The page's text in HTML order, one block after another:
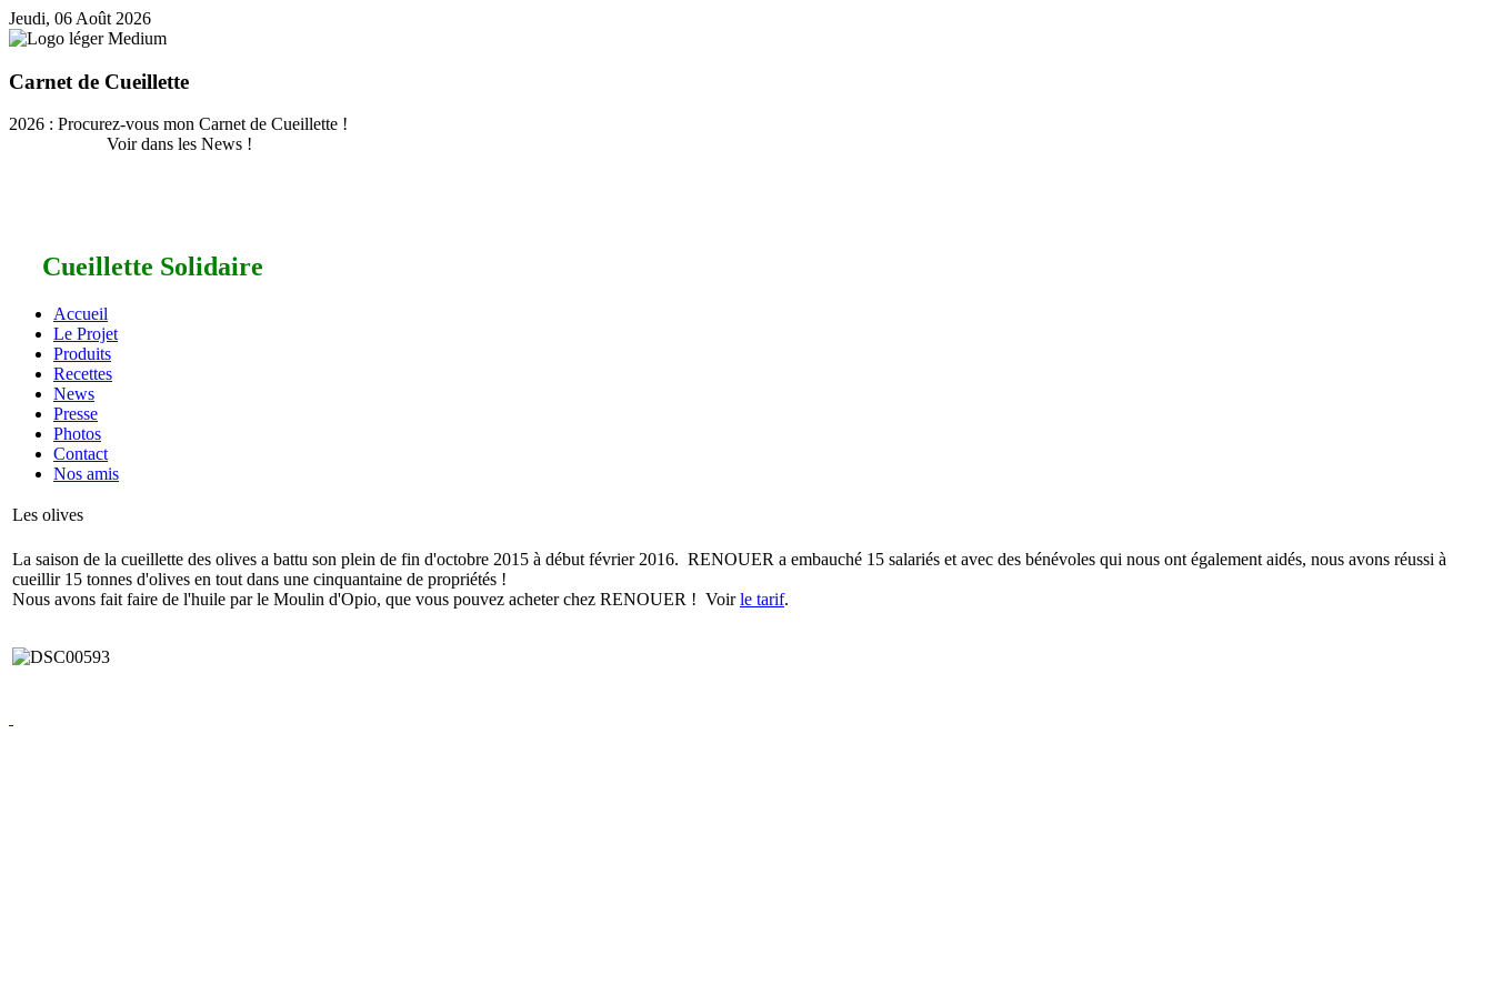
Jeudi, 06 Août 2026
Carnet de Cueillette
2026 : Procurez-vous mon Carnet de Cueillette !
Voir dans les News !
Cueillette Solidaire
Accueil
Le Projet
Produits
Recettes
News
Presse
Photos
Contact
Nos amis
Les olives
La saison de la cueillette des olives a battu son plein de fin d'octobre 2015 à début février 2016. RENOUER a embauché 15 salariés et avec des bénévoles qui nous ont également aidés, nous avons réussi à
cueillir 15 tonnes d'olives en tout dans une cinquantaine de propriétés !
Nous avons fait faire de l'huile par le Moulin d'Opio, que vous pouvez acheter chez RENOUER ! Voirle tarif.